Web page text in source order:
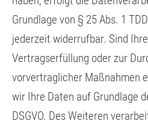
Grundlage von § 25 Abs. 1
jederzeit widerrufbar. Sind
Vertragserfüllung oder zur
vorvertraglicher Maßnahmen
wir Ihre Daten auf Grundlage
DSGVO. Des Weiteren